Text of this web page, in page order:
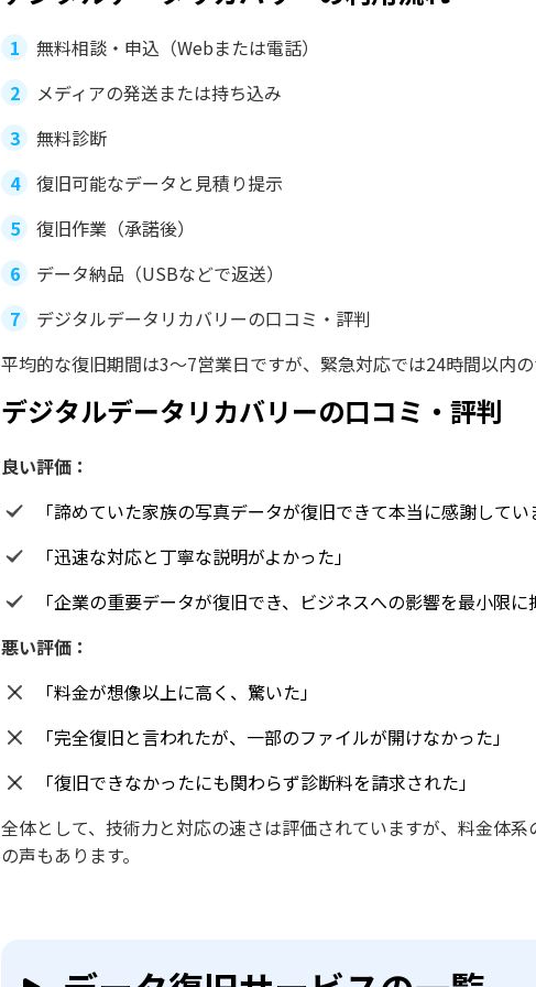
無料相談・申込（Webまたは電話）
メディアの発送または持ち込み
無料診断
復旧可能なデータと見積り提示
復旧作業（承諾後）
データ納品（USBなどで返送）
デジタルデータリカバリーの口コミ・評判
平均的な復旧期間は3〜7営業日ですが、緊急対応では24時間以内の
デジタルデータリカバリーの口コミ・評判
良い評価：
「諦めていた家族の写真データが復旧できて本当に感謝してい
「迅速な対応と丁寧な説明がよかった」
「企業の重要データが復旧でき、ビジネスへの影響を最小限に
悪い評価：
「料金が想像以上に高く、驚いた」
「完全復旧と言われたが、一部のファイルが開けなかった」
「復旧できなかったにも関わらず診断料を請求された」
全体として、技術力と対応の速さは評価されていますが、料金体
の声もあります。